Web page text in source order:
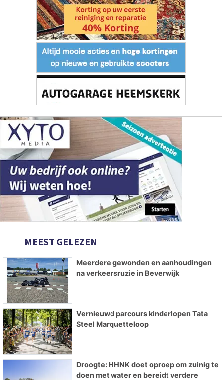
MEEST GELEZEN
Meerdere gewonden en aanhoudingen
na verkeersruzie in Beverwijk
Vernieuwd parcours kinderlopen Tata
Steel Marquetteloop
Droogte: HHNK doet oproep om zuinig te
doen met water en bereidt verdere